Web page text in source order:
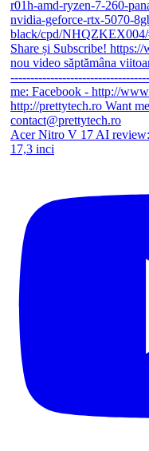
Acer Nitro V 17 AI
17,3 inci